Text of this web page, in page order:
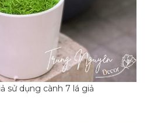
sử dụng cành 7 lá giả